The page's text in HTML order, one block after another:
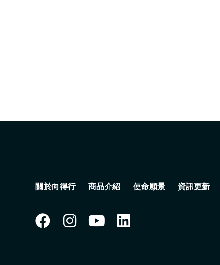
關於向得行 商品介紹 使命願景 資訊更新